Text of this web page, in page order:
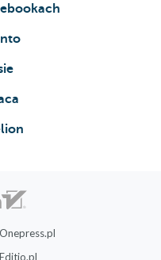
4 października
techniki
7 października
7 października
Hestehave w
policji w Helsingr
11
12 października
Onepress.pl
Editio.pl